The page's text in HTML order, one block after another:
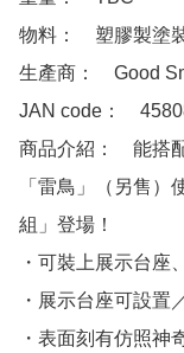
物料：　塑膠製塗
生產商：　Good
JAN code：　
商品介紹：　能搭
「雷鳥」（另售
組」登場！
・可裝上展示台座
・展示台座可設置
・表面刻有仿照神